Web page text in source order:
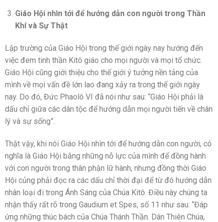
Giáo Hội nhìn tới để hướng dẫn con người trong Thần
Khí và Sự Thật
Lập trường của Giáo Hội trong thế giới ngày nay hướng đến
việc đem tinh thần Kitô giáo cho mọi người và mọi tổ chức.
Giáo Hội cũng giới thiệu cho thế giới ý tưởng nền tảng của
mình về mọi vấn đề lớn lao đang xảy ra trong thế giới ngày
nay. Do đó, Đức Phaolô VI đã nói như sau: “Giáo Hội phải là
dấu chỉ giữa các dân tộc để hướng dẫn mọi người tiến về chân
lý và sự sống”.
Thật vậy, khi nói Giáo Hội nhìn tới để hướng dẫn con người, có
nghĩa là Giáo Hội bằng những nỗ lực của mình để đồng hành
với con người trong thân phận lữ hành, nhưng đồng thời Giáo
Hội củng phải đọc ra các dấu chỉ thời đại để từ đó hướng dẫn
nhân loại đi trong Ánh Sáng của Chúa Kitô. Điều này chúng ta
nhận thấy rất rõ trong Gaudium et Spes, số 11 như sau: “Đáp
ứng những thúc bách của Chúa Thánh Thần. Dân Thiên Chúa,